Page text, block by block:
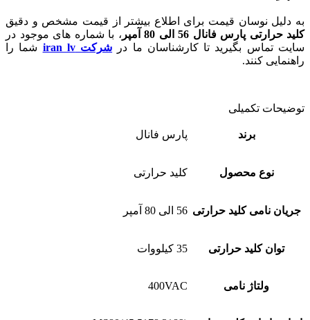
به دلیل نوسان قیمت برای اطلاع بیشتر از قیمت مشخص و دقیق
کلید حرارتی پارس فانال 56 الی 80 آمپر
، با شماره های موجود در
سایت تماس بگیرید تا کارشناسان ما در شرکت iran lv
شما را
راهنمایی کنند.
توضیحات تکمیلی
برند پارس فانال
نوع محصول کلید حرارتی
جریان نامی کلید حرارتی 56 الی 80 آمپر
توان کلید حرارتی 35 کیلووات
ولتاژ نامی 400VAC